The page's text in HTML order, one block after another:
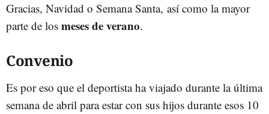
Gracias, Navidad o Semana Santa, así como la mayor
parte de los meses de verano.
Convenio
Es por eso que el deportista ha viajado durante la última
semana de abril para estar con sus hijos durante esos 10